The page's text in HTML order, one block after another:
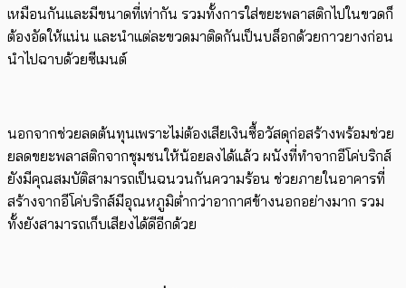
เหมือนกันและมีขนาดที่เท่ากัน รวมทั้งการใส่ขยะพลาสติกไปในขวดก็
ต้องอัดให้แน่น และนำแต่ละขวดมาติดกันเป็นบล็อกด้วยกาวยางก่อน
นำไปฉาบด้วยซีเมนต์
นอกจากช่วยลดต้นทุนเพราะไม่ต้องเสียเงินซื้อวัสดุก่อสร้าง​พร้อมช่วย
ยลดขยะพลาสติกจากชุมชนให้น้อยลงได้แล้ว ผนังที่ทำจากอีโค่บริกส์
ยังมีคุณสมบัติสามารถเป็นฉนวนกันความร้อน ช่วยภายในอาคารที่
สร้างจากอีโค่บริกส์มีอุณหภูมิต่ำกว่าอากาศข้างนอกอย่างมาก รวม
ทั้งยังสามารถเก็บเสียงได้ดีอีกด้วย